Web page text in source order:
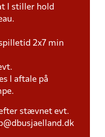
I stiller hold
2x7 min
I aftale på
stævnet evt.